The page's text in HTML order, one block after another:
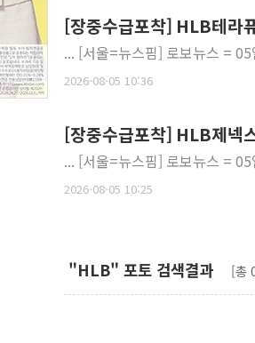
[장중수급포착] HLB테라
... [서울=뉴스핌] 로보뉴스 =
2026-08-05 10:36
[장중수급포착] HLB제넥
... [서울=뉴스핌] 로보뉴스 =
2026-08-05 10:25
"HLB" 포토 검색결과 [총